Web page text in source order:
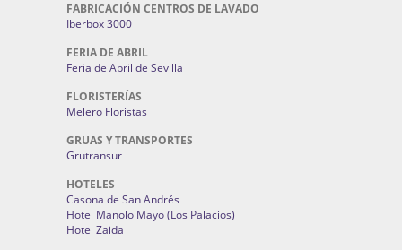
FABRICACIÓN CENTROS DE LAVADO
Iberbox 3000
FERIA DE ABRIL
Feria de Abril de Sevilla
FLORISTERÍAS
Melero Floristas
GRUAS Y TRANSPORTES
Grutransur
HOTELES
Casona de San Andrés
Hotel Manolo Mayo (Los Palacios)
Hotel Zaida